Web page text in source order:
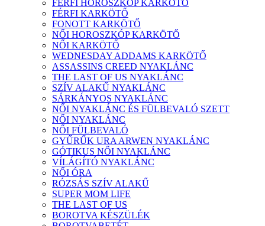
FÉRFI HOROSZKÓP KARKÖTŐ
FÉRFI KARKÖTŐ
FONOTT KARKÖTŐ
NŐI HOROSZKÓP KARKÖTŐ
NŐI KARKÖTŐ
WEDNESDAY ADDAMS KARKÖTŐ
ASSASSINS CREED NYAKLÁNC
THE LAST OF US NYAKLÁNC
SZÍV ALAKŰ NYAKLÁNC
SÁRKÁNYOS NYAKLÁNC
NŐI NYAKLÁNC ÉS FÜLBEVALÓ SZETT
NŐI NYAKLÁNC
NŐI FÜLBEVALÓ
GYŰRŰK URA ARWEN NYAKLÁNC
GÓTIKUS NŐI NYAKLÁNC
VÍLÁGÍTÓ NYAKLÁNC
NŐI ÓRA
RÓZSÁS SZÍV ALAKŰ
SUPER MOM LIFE
THE LAST OF US
BOROTVA KÉSZÜLÉK